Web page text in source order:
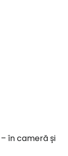
în cameră și